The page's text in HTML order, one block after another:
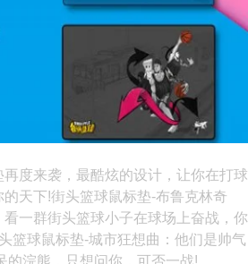
来袭，最酷炫的设计，让你在打球
天下!街头篮球鼠标垫-布鲁克林奇
一群街头篮球小子在球场上奋战，你
篮球鼠标垫-城市狂想曲：他们是帅气